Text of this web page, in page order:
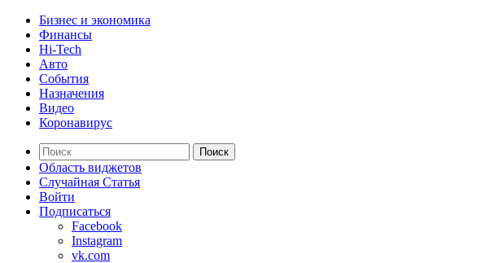
Бизнес и экономика
Финансы
Hi-Tech
Авто
События
Назначения
Видео
Коронавирус
Поиск
Область виджетов
Случайная Статья
Войти
Подписаться
Facebook
Instagram
vk.com